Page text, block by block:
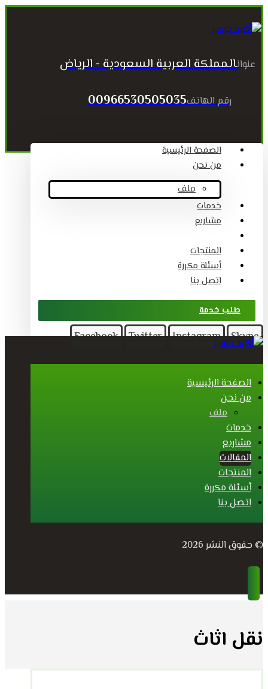
عنوانالمملكة العربية السعودية - الرياض
رقم الهاتف00966530505035
الصفحة الرئيسية
من نحن
ملف
خدمات
مشاريع
المنتجات
أسئلة مكررة
اتصل بنا
طلب خدمة
Facebook Twitter Instagram Skype
الصفحة الرئيسية
من نحن
ملف
خدمات
مشاريع
المقالات
المنتجات
أسئلة مكررة
اتصل بنا
© حقوق النشر 2026
نقل اثاث